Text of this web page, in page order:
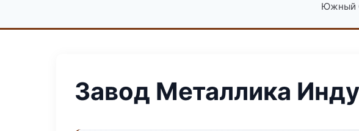
Южный
Завод Металлика